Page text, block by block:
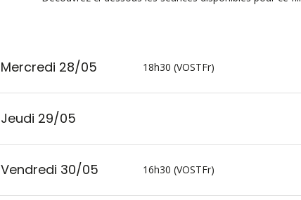
Mercredi 28/05 18h30 (VOSTFr)
Jeudi 29/05
Vendredi 30/05 16h30 (VOSTFr)